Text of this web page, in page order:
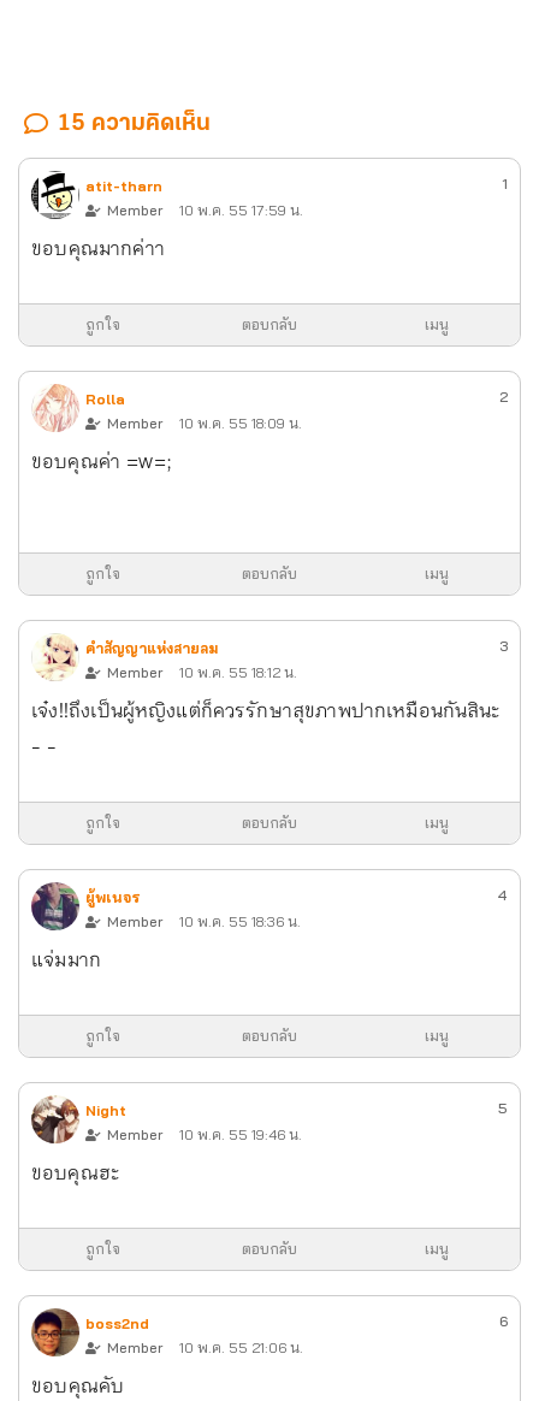
15 ความคิดเห็น
atit-tharn
Member
10 พ.ค. 55 17:59 น.
1
ขอบคุณมากค่าา
ถูกใจ ตอบกลับ เมนู
Rolla
Member
10 พ.ค. 55 18:09 น.
2
ขอบคุณค่า =w=;
ถูกใจ ตอบกลับ เมนู
คำสัญญาแห่งสายลม
Member
10 พ.ค. 55 18:12 น.
3
เจ๋ง!!ถึงเป็นผู้หญิงแต่ก็ควรรักษาสุขภาพปากเหมือนกันสินะ
- -
ถูกใจ ตอบกลับ เมนู
ผู้พเนจร
Member
10 พ.ค. 55 18:36 น.
4
แจ่มมาก
ถูกใจ ตอบกลับ เมนู
Night
Member
10 พ.ค. 55 19:46 น.
5
ขอบคุณฮะ
ถูกใจ ตอบกลับ เมนู
boss2nd
Member
10 พ.ค. 55 21:06 น.
6
ขอบคุณคับ